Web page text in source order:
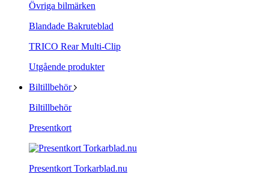
Övriga bilmärken
Blandade Bakruteblad
TRICO Rear Multi-Clip
Utgående produkter
Biltillbehör
Biltillbehör
Presentkort
Presentkort Torkarblad.nu